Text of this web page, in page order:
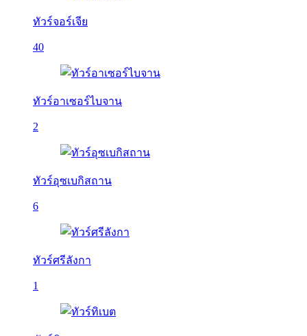
ทัวร์จอร์เจีย
40
ทัวร์อาเซอร์ไบจาน
2
ทัวร์อุซเบกิสถาน
6
ทัวร์ศรีลังกา
1